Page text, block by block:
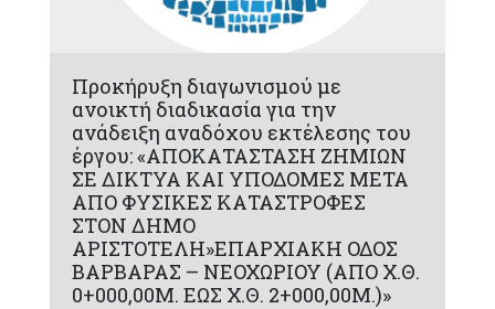
Προκήρυξη διαγωνισμού με
ανοικτή διαδικασία για την
ανάδειξη αναδόχου εκτέλεσης του
έργου: «ΑΠΟΚΑΤΑΣΤΑΣΗ ΖΗΜΙΩΝ
ΣΕ ΔΙΚΤΥΑ ΚΑΙ ΥΠΟΔΟΜΕΣ ΜΕΤΑ
ΑΠΟ ΦΥΣΙΚΕΣ ΚΑΤΑΣΤΡΟΦΕΣ
ΣΤΟΝ ΔΗΜΟ
ΑΡΙΣΤΟΤΕΛΗ»ΕΠΑΡΧΙΑΚΗ ΟΔΟΣ
ΒΑΡΒΑΡΑΣ – ΝΕΟΧΩΡΙΟΥ (ΑΠΟ Χ.Θ.
0+000,00Μ. ΕΩΣ Χ.Θ. 2+000,00Μ.)»